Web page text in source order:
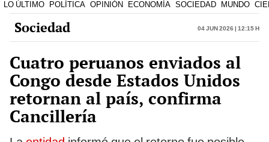
LO ÚLTIMO POLÍTICA OPINIÓN ECONOMÍA SOCIEDAD MUNDO
Sociedad 04 Jun 2026 | 12:15 h
Cuatro peruanos enviados al
Congo desde Estados Unidos
retornan al país, confirma
Cancillería